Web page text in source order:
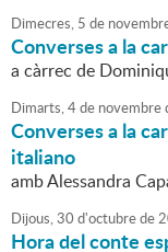
Dimecres, 5 de
Converses a la
a càrrec de
Dimarts,4de novembre
Converses a la
italiano
amb Alessandra
Dijous,30 d'octubrede
Hora del conte